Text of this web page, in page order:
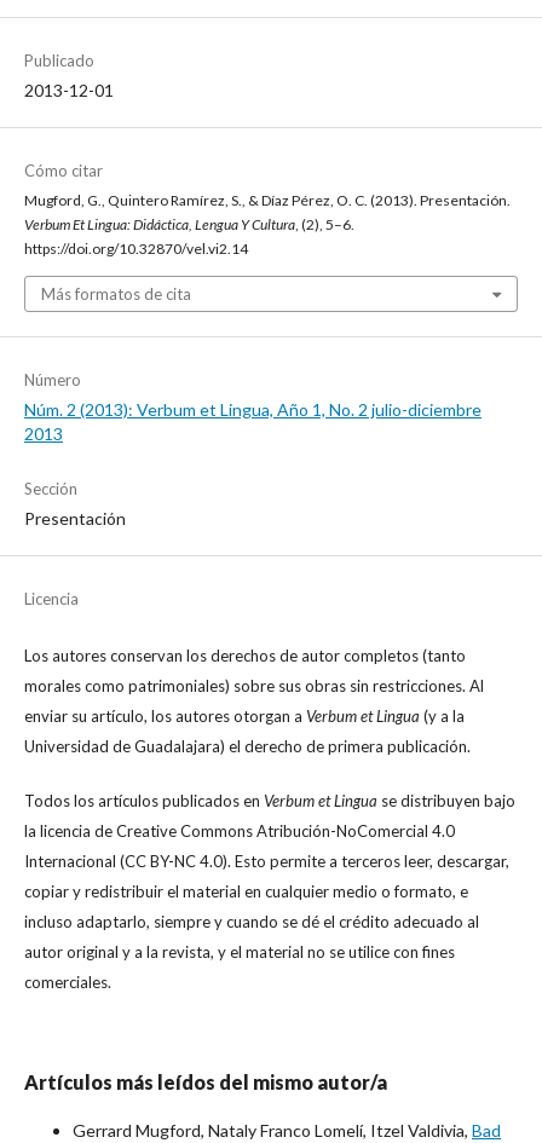
Publicado
2013-12-01
Cómo citar
Mugford, G., Quintero Ramírez, S., & Díaz Pérez, O. C. (2013). Presentación.
Verbum Et Lingua: Didáctica, Lengua Y Cultura, (2), 5–6.
https://doi.org/10.32870/vel.vi2.14
Más formatos de cita
Número
Núm. 2 (2013): Verbum et Lingua, Año 1, No. 2 julio-diciembre
2013
Sección
Presentación
Licencia
Los autores conservan los derechos de autor completos (tanto
morales como patrimoniales) sobre sus obras sin restricciones. Al
enviar su artículo, los autores otorgan a Verbum et Lingua (y a la
Universidad de Guadalajara) el derecho de primera publicación.
Todos los artículos publicados en Verbum et Lingua se distribuyen bajo
la licencia de Creative Commons Atribución-NoComercial 4.0
Internacional (CC BY-NC 4.0). Esto permite a terceros leer, descargar,
copiar y redistribuir el material en cualquier medio o formato, e
incluso adaptarlo, siempre y cuando se dé el crédito adecuado al
autor original y a la revista, y el material no se utilice con fines
comerciales.
Artículos más leídos del mismo autor/a
Gerrard Mugford, Nataly Franco Lomelí, Itzel Valdivia, Bad